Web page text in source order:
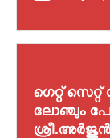
ഗെറ്റ്
ലോഞ്ചും
ശ്രീ.അര്‍ജുന്‍